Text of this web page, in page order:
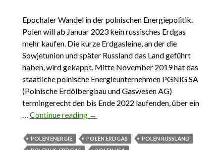
Epochaler Wandel in der polnischen Energiepolitik.
Polen will ab Januar 2023 kein russisches Erdgas
mehr kaufen. Die kurze Erdgasleine, an der die
Sowjetunion und später Russland das Land geführt
haben, wird gekappt. Mitte November 2019 hat das
staatliche polnische Energieunternehmen PGNiG SA
(Polnische Erdölbergbau und Gaswesen AG)
termingerecht den bis Ende 2022 laufenden, über ein
… Continue reading Und Tschüss… Polens Abschied von
→
POLEN ENERGIE POLEN ERDGAS
POLEN RUSSLAND